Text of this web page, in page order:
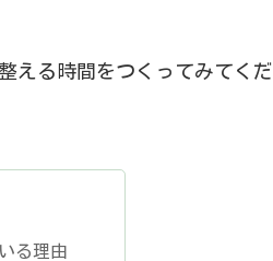
える時間をつくってみてくだ
る理由